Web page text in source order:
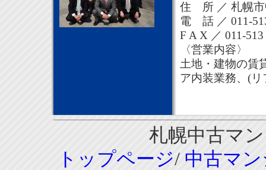
住 所 ／ 札幌市
電 話 ／ 011-
F A X ／ 011-
〈営業内容〉
土地・建物の賃
ア内装業務、(
札幌中古マ
トップページ/ 中古マ